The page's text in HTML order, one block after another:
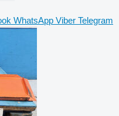
WhatsApp Viber Telegram